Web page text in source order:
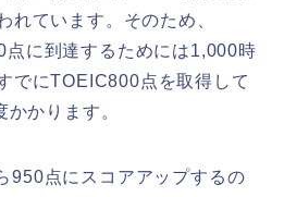
れています。そのため、
に到達するためには1,000時
でにTOEIC800点を取得して
かります。
950点にスコアアップするの